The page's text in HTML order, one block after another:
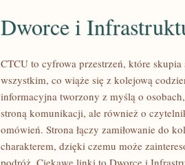
Dworce i
CTCU to cyfrowa przestrzeń, które skupia
wszystkim, co wiąże się z kolejową
informacyjna tworzony z myślą o
stroną komunikacji, ale również o
omówień. Strona łączy zamiłowanie do
charakterem, dzięki czemu może
podróż. Ciekawe linki to Dworce i